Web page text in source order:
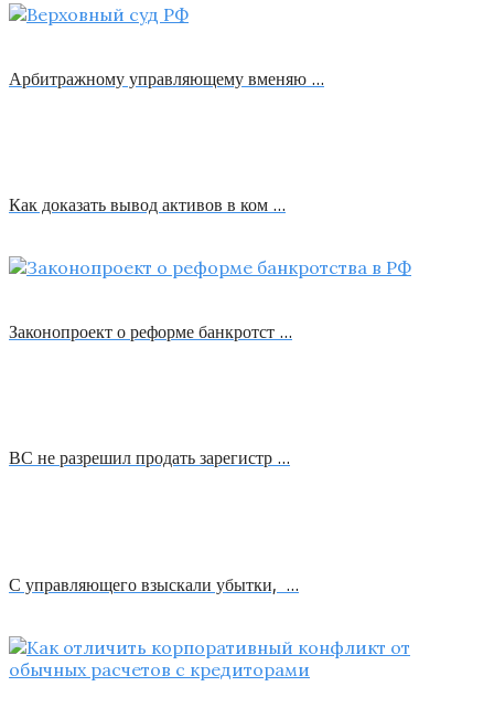
Арбитражному управляющему вменяю …
Как доказать вывод активов в ком …
Законопроект о реформе банкротст …
ВС не разрешил продать зарегистр …
С управляющего взыскали убытки, …